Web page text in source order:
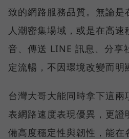
致的網路服務品質。無論是
人潮密集場域，或是在高速
音、傳送 LINE 訊息、分享
定流暢，不因環境改變而明
台灣大哥大能同時拿下這兩
表網路速度表現優異，更證
備高度穩定性與韌性，能在